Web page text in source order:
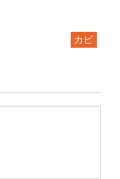
カビ